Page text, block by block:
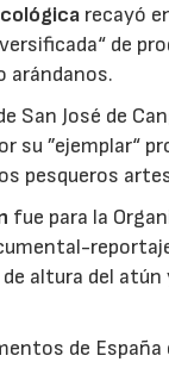
recayó
de
arándanos.
San José de
su ”ejemplar“
pesqueros
fue para la
altura del
de España